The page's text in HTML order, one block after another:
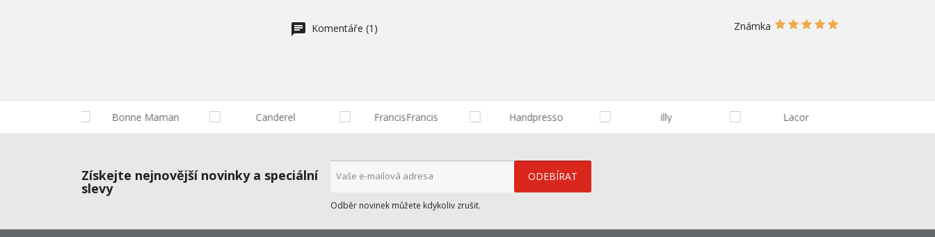
Komentáře (1) Známka
Získejte nejnovější novinky a speciální
slevy
Odběr novinek můžete kdykoliv zrušit.